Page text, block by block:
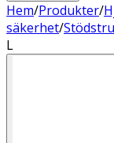
Hem/Produkter/
säkerhet/
L